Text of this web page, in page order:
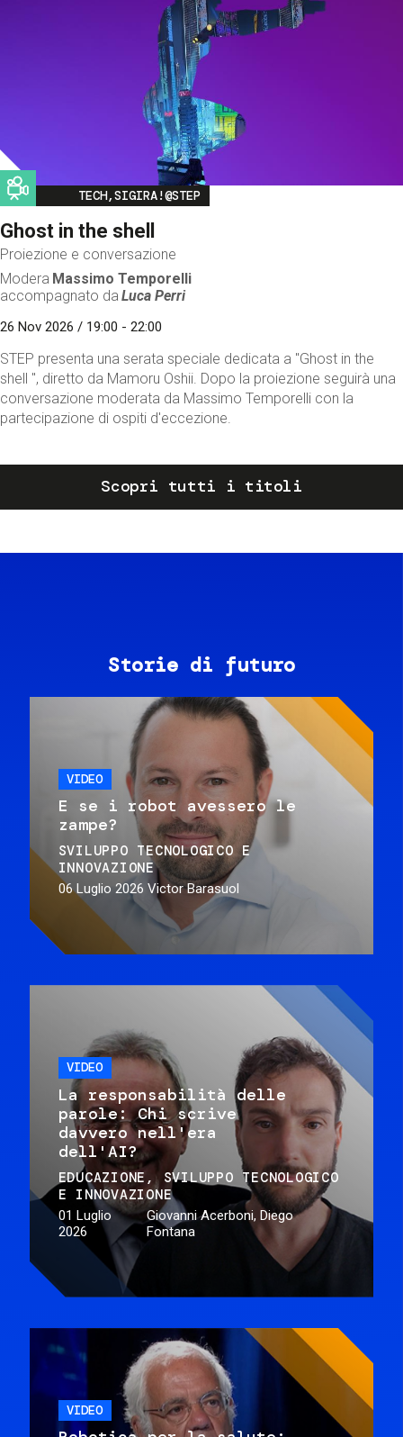
Image
TECH,SIGIRA!@STEP
Ghost in the shell
Proiezione e conversazione
Modera Massimo Temporelli
accompagnato da Luca Perri
26 Nov 2026 / 19:00 - 22:00
STEP presenta una serata speciale dedicata a "Ghost in the
shell ", diretto da Mamoru Oshii. Dopo la proiezione seguirà una
conversazione moderata da Massimo Temporelli con la
partecipazione di ospiti d'eccezione.
Scopri tutti i titoli
Storie di futuro
VIDEO
E se i robot avessero le
zampe?
SVILUPPO TECNOLOGICO E
INNOVAZIONE
06 Luglio 2026 Victor Barasuol
VIDEO
La responsabilità delle
parole: Chi scrive
davvero nell'era
dell'AI?
EDUCAZIONE
SVILUPPO TECNOLOGICO
E INNOVAZIONE
01 Luglio
2026
Giovanni Acerboni, Diego
Fontana
VIDEO